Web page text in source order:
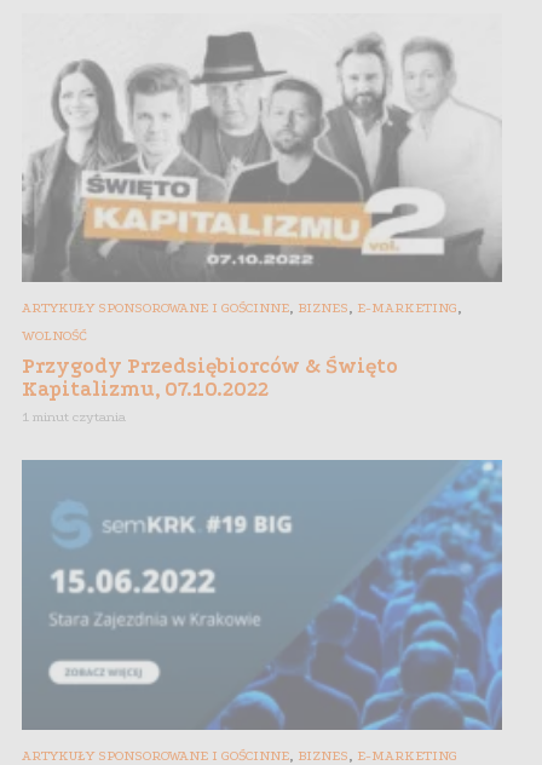
ARTYKUŁY SPONSOROWANE I GOŚCINNE, BIZNES, E-MARKETING,
WOLNOŚĆ
Przygody Przedsiębiorców & Święto
Kapitalizmu, 07.10.2022
1 minut czytania
ARTYKUŁY SPONSOROWANE I GOŚCINNE BIZNES E-MARKETING